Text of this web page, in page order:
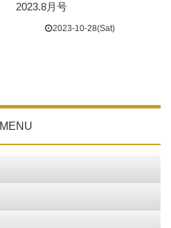
2023.8月号
2023-10-28(Sat)
MENU